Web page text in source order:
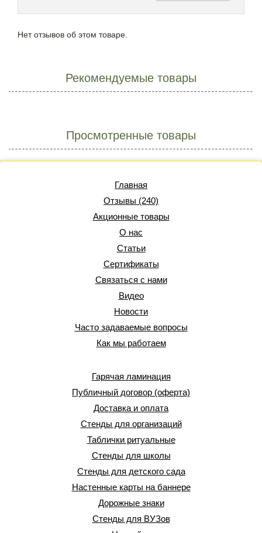
Нет отзывов об этом товаре.
Рекомендуемые товары
Просмотренные товары
Главная
Отзывы (240)
Акционные товары
О нас
Статьи
Сертификаты
Связаться с нами
Видео
Новости
Часто задаваемые вопросы
Как мы работаем
Гарячая ламинация
Публичный договор (оферта)
Доставка и оплата
Стенды для организаций
Таблички ритуальные
Стенды для школы
Стенды для детского сада
Настенные карты на баннере
Дорожные знаки
Стенды для ВУЗов